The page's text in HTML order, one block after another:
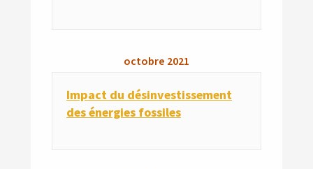
octobre 2021
Impact du désinvestissement
des énergies fossiles